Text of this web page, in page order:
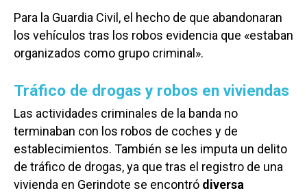
Para la Guardia Civil, el hecho de que abandonaran
los vehículos tras los robos evidencia que «estaban
organizados como grupo criminal».
Tráfico de drogas y robos en viviendas
Las actividades criminales de la banda no
terminaban con los robos de coches y de
establecimientos. También se les imputa un delito
de tráfico de drogas, ya que tras el registro de una
vivienda en Gerindote se encontró diversa